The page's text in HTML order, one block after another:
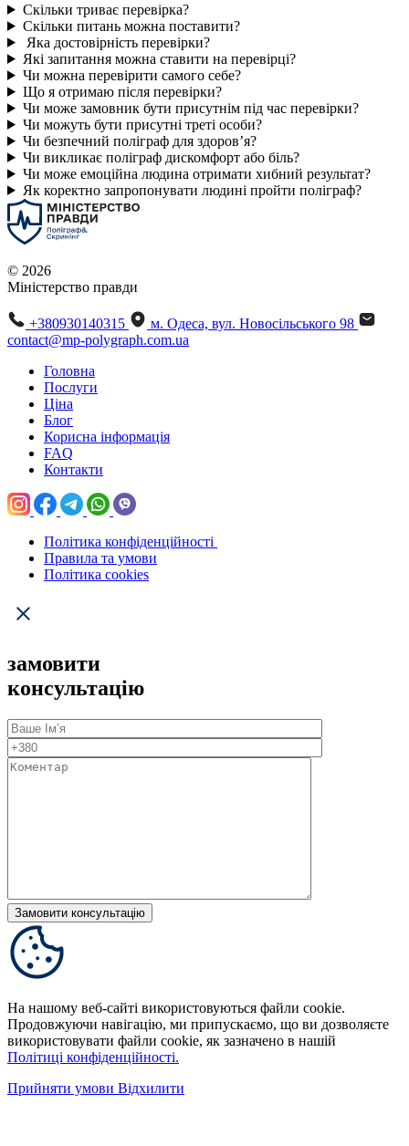
Скільки триває перевірка?
Скільки питань можна поставити?
Яка достовірність перевірки?
Які запитання можна ставити на перевірці?
Чи можна перевірити самого себе?
Що я отримаю після перевірки?
Чи може замовник бути присутнім під час перевірки?
Чи можуть бути присутні треті особи?
Чи безпечний поліграф для здоров’я?
Чи викликає поліграф дискомфорт або біль?
Чи може емоційна людина отримати хибний результат?
Як коректно запропонувати людині пройти поліграф?
© 2026
Міністерство правди
+380930140315
м. Одеса, вул. Новосільського 98
contact@mp-polygraph.com.ua
Головна
Послуги
Ціна
Блог
Корисна інформація
FAQ
Контакти
Політика конфіденційності
Правила та умови
Політика cookies
замовити
консультацію
На нашому веб-сайті використовуються файли cookie.
Продовжуючи навігацію, ми припускаємо, що ви дозволяєте
використовувати файли cookie, як зазначено в нашій
Політиці конфіденційності.
Прийняти умови Відхилити